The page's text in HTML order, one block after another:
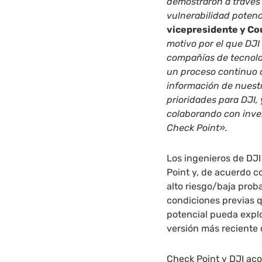
vulnerabilidad
vicepresidente y
motivo por el que
compañías de
un proceso continuo
información de
prioridades para
colaborando con
Check Point».
Los ingenieros de
Point y, de acuerdo
alto riesgo/baja
condiciones previas
potencial pueda
versión más reciente
Check Point y DJI